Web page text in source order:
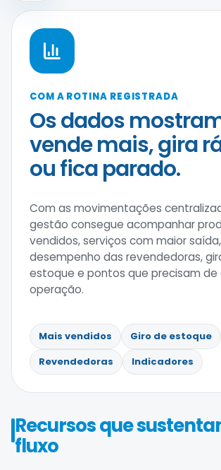
COM A ROTINA REGISTRADA
Os dados
vende mais, gira
ou fica parado.
Com as movimentações
gestão consegue acompanhar
vendidos, serviços com maior saída,
desempenho das revendedoras,
estoque e pontos que precisam de
operação.
Mais vendidos
Giro de estoque
Revendedoras
Indicadores
Recursos que
fluxo